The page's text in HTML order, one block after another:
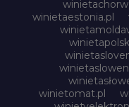
winietaestonia.pl
winietomat.pl